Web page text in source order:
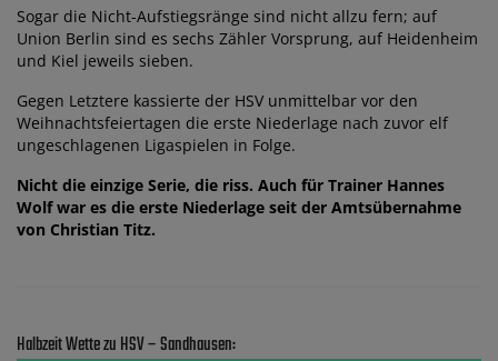
Sogar die Nicht-Aufstiegsränge sind nicht allzu fern; auf
Union Berlin sind es sechs Zähler Vorsprung, auf Heidenheim
und Kiel jeweils sieben.
Gegen Letztere kassierte der HSV unmittelbar vor den
Weihnachtsfeiertagen die erste Niederlage nach zuvor elf
ungeschlagenen Ligaspielen in Folge.
Nicht die einzige Serie, die riss. Auch für Trainer Hannes
Wolf war es die erste Niederlage seit der Amtsübernahme
von Christian Titz.
Halbzeit Wette zu HSV – Sandhausen: